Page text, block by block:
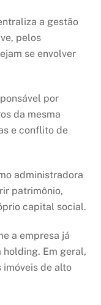
a gestão
pelos
se envolver
por
da mesma
e conflito de
administradora
patrimônio,
capital social.
a empresa já
Em geral,
imóveis de alto